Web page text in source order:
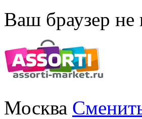
Ваш браузер не
Москва